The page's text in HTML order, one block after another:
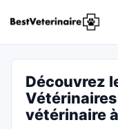
Découvrez
vétérinaire